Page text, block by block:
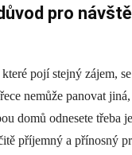
pro
pojí stejný zájem,
nemůže panovat
domů odnesete třeba
příjemný a přínosný